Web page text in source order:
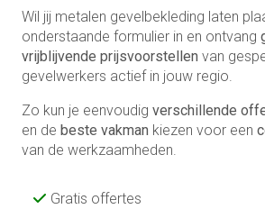
Wil jij metalen gevelbekleding laten
onderstaande formulier in en ontvang
vrijblijvende prijsvoorstellen van
gevelwerkers actief in jouw regio.
Zo kun je eenvoudig verschillende
en de beste vakman kiezen voor een
van de werkzaamheden.
Gratis offertes